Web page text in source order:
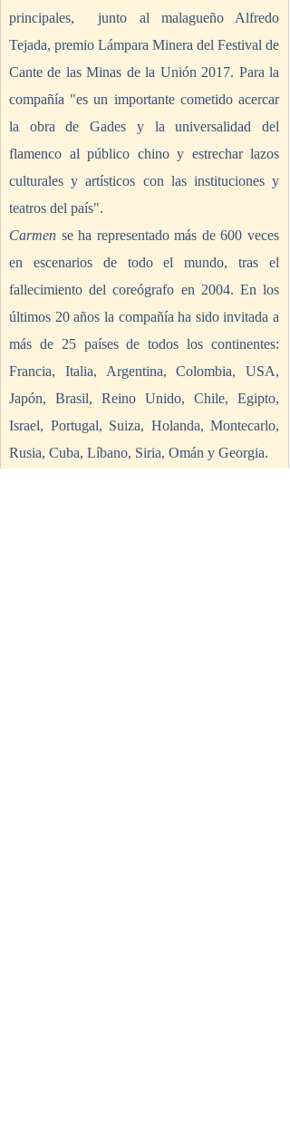
principales,  junto al malagueño Alfredo
Tejada, premio Lámpara Minera del Festival de
Cante de las Minas de la Unión 2017. Para la
compañía "es un importante cometido acercar
la obra de Gades y la universalidad del
flamenco al público chino y estrechar lazos
culturales y artísticos con las instituciones y
teatros del país".
Carmen se ha representado más de 600 veces
en escenarios de todo el mundo, tras el
fallecimiento del coreógrafo en 2004. En los
últimos 20 años la compañía ha sido invitada a
más de 25 países de todos los continentes:
Francia, Italia, Argentina, Colombia, USA,
Japón, Brasil, Reino Unido, Chile, Egipto,
Israel, Portugal, Suiza, Holanda, Montecarlo,
Rusia, Cuba, Líbano, Siria, Omán y Georgia.